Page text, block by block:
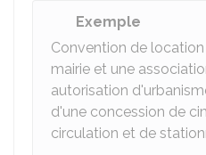
Exemple
Convention de
mairie et une
autorisation
d'une concession de
circulation et de